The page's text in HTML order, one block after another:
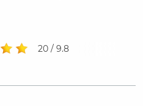
20 / 9.8